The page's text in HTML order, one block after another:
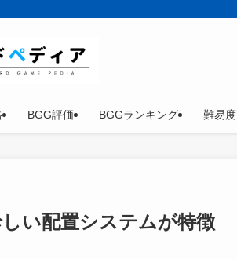
BGG評価 BGGランキング 難易度
い配置システムが特徴